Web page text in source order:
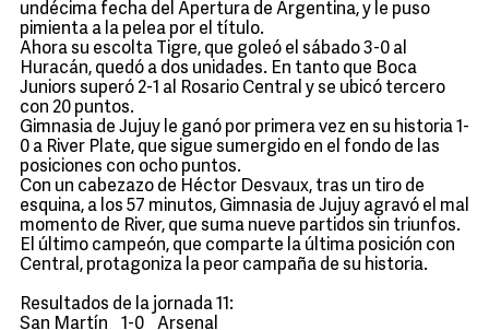
undécima fecha del Apertura de Argentina, y le puso
pimienta a la pelea por el título.
Ahora su escolta Tigre, que goleó el sábado 3-0 al
Huracán, quedó a dos unidades. En tanto que Boca
Juniors superó 2-1 al Rosario Central y se ubicó tercero
con 20 puntos.
Gimnasia de Jujuy le ganó por primera vez en su historia 1-
0 a River Plate, que sigue sumergido en el fondo de las
posiciones con ocho puntos.
Con un cabezazo de Héctor Desvaux, tras un tiro de
esquina, a los 57 minutos, Gimnasia de Jujuy agravó el mal
momento de River, que suma nueve partidos sin triunfos.
El último campeón, que comparte la última posición con
Central, protagoniza la peor campaña de su historia.
Resultados de la jornada 11:
San Martín 1-0 Arsenal